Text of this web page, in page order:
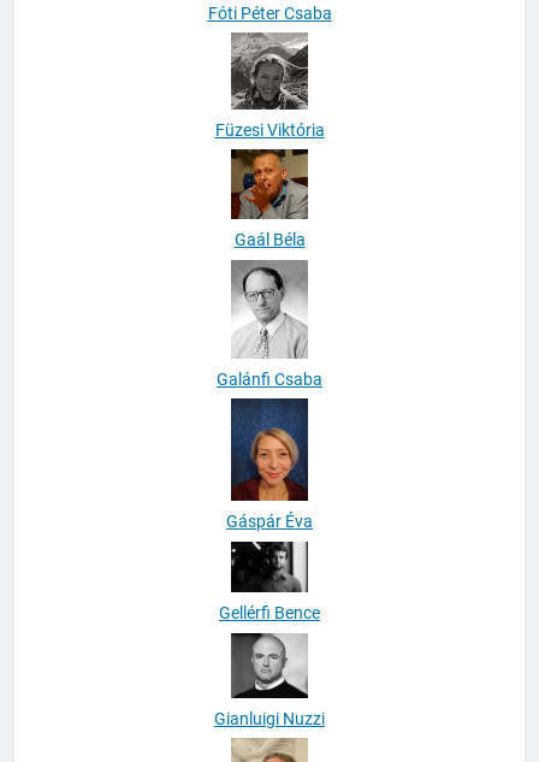
Fóti Péter Csaba
Füzesi Viktória
Gaál Béla
Galánfi Csaba
Gáspár Éva
Gellérfi Bence
Gianluigi Nuzzi